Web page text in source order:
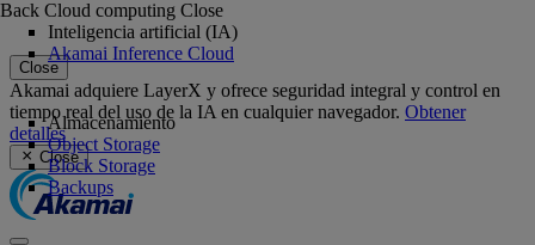
Close
Akamai adquiere LayerX y ofrece seguridad integral y control en
tiempo real del uso de la IA en cualquier navegador. Obtener
detalles
Close
Back Cloud computing Close
Inteligencia artificial (IA)
Akamai Inference Cloud
Almacenamiento
Object Storage
Block Storage
Backups